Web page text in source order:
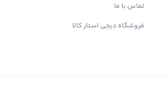
تماس با ما
فروشگاه دیجی استار کالا